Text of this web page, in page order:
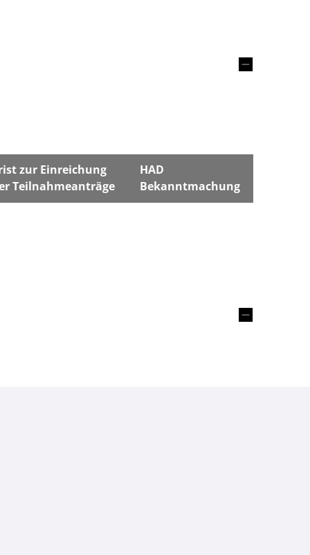
zur Einreichung
Teilnahmeanträge
HAD
Bekanntmachung